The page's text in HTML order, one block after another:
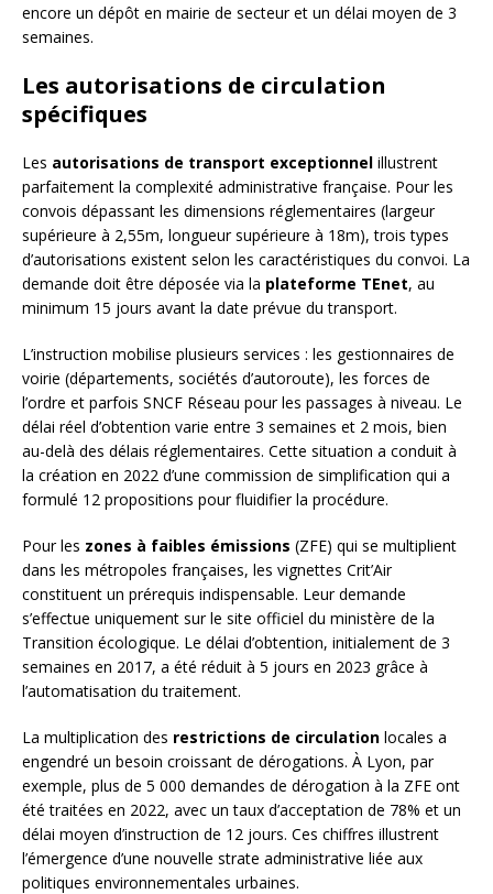
encore un dépôt en mairie de secteur et un délai moyen de 3
semaines.
Les autorisations de circulation
spécifiques
Les autorisations de transport exceptionnel illustrent
parfaitement la complexité administrative française. Pour les
convois dépassant les dimensions réglementaires (largeur
supérieure à 2,55m, longueur supérieure à 18m), trois types
d’autorisations existent selon les caractéristiques du convoi. La
demande doit être déposée via la plateforme TEnet, au
minimum 15 jours avant la date prévue du transport.
L’instruction mobilise plusieurs services : les gestionnaires de
voirie (départements, sociétés d’autoroute), les forces de
l’ordre et parfois SNCF Réseau pour les passages à niveau. Le
délai réel d’obtention varie entre 3 semaines et 2 mois, bien
au-delà des délais réglementaires. Cette situation a conduit à
la création en 2022 d’une commission de simplification qui a
formulé 12 propositions pour fluidifier la procédure.
Pour les zones à faibles émissions (ZFE) qui se multiplient
dans les métropoles françaises, les vignettes Crit’Air
constituent un prérequis indispensable. Leur demande
s’effectue uniquement sur le site officiel du ministère de la
Transition écologique. Le délai d’obtention, initialement de 3
semaines en 2017, a été réduit à 5 jours en 2023 grâce à
l’automatisation du traitement.
La multiplication des restrictions de circulation locales a
engendré un besoin croissant de dérogations. À Lyon, par
exemple, plus de 5 000 demandes de dérogation à la ZFE ont
été traitées en 2022, avec un taux d’acceptation de 78% et un
délai moyen d’instruction de 12 jours. Ces chiffres illustrent
l’émergence d’une nouvelle strate administrative liée aux
politiques environnementales urbaines.